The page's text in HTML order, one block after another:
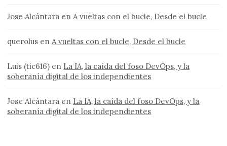
Jose Alcántara enA vueltas con el bucle, Desde el bucle
querolus enA vueltas con el bucle, Desde el bucle
Luis (tic616) en La IA, la caída del foso DevOps, y la
soberanía digital de los independientes
Jose Alcántara en La IA, la caída del foso DevOps, y la
soberanía digital de los independientes